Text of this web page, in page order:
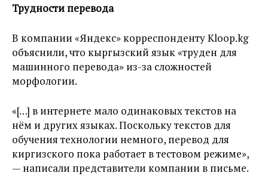
Трудности перевода
В компании «Яндекс» корреспонденту Kloop.kg
объяснили, что кыргызский язык «труден для
машинного перевода» из-за сложностей
морфологии.
«[…] в интернете мало одинаковых текстов на
нём и других языках. Поскольку текстов для
обучения технологии немного, перевод для
киргизского пока работает в тестовом режиме»,
— написали представители компании в письме.